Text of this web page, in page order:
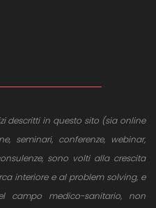
descritti in questo sito (sia online
seminari, conferenze, webinar,
sono volti alla crescita
interiore e al problem solving, e
campo medico-sanitario, non